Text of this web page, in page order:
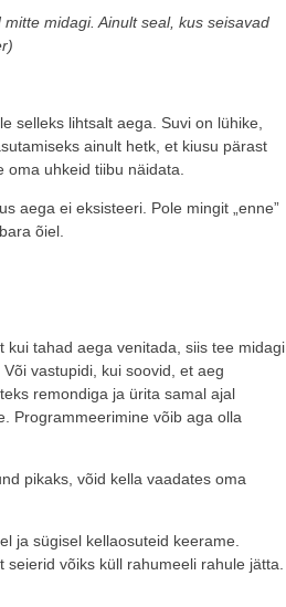
midagi. Ainult seal, kus seisavad
selleks lihtsalt aega. Suvi on lühike,
ainult hetk, et kiusu pärast
uhkeid tiibu näidata.
aega ei eksisteeri. Pole mingit „enne”
õiel.
kui tahad aega venitada, siis tee midagi
vastupidi, kui soovid, et aeg
remondiga ja ürita samal ajal
Programmeerimine võib aga olla
pikaks, võid kella vaadates oma
ja sügisel kellaosuteid keerame.
võiks küll rahumeeli rahule jätta.